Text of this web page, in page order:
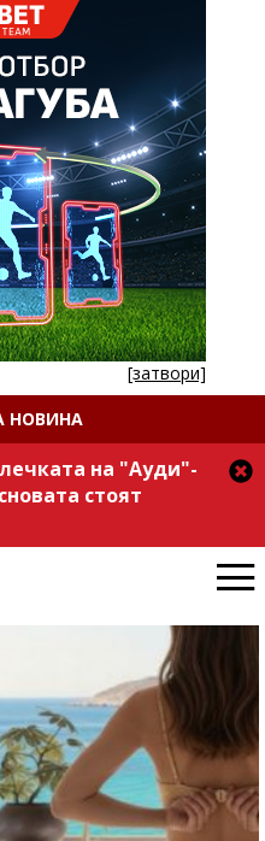
[затвори]
НОВИНА
на "Ауди"-
стоят